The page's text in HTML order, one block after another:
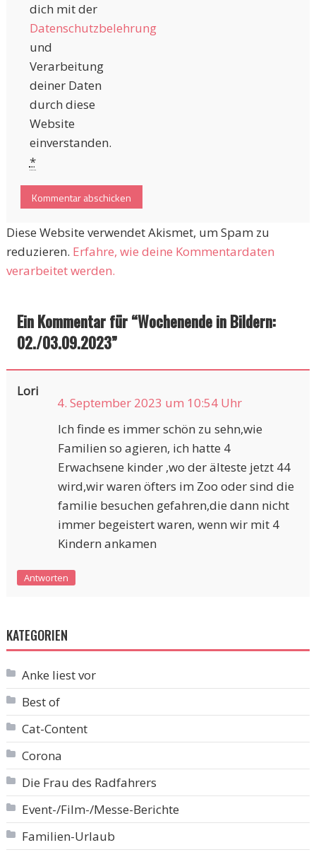
dich mit der
Datenschutzbelehrung
und
Verarbeitung
deiner Daten
durch diese
Website
einverstanden.
*
Diese Website verwendet Akismet, um Spam zu
reduzieren. Erfahre, wie deine Kommentardaten
verarbeitet werden.
Ein Kommentar für “Wochenende in Bildern:
02./03.09.2023”
Lori
4. September 2023 um 10:54 Uhr
Ich finde es immer schön zu sehn,wie
Familien so agieren, ich hatte 4
Erwachsene kinder ,wo der älteste jetzt 44
wird,wir waren öfters im Zoo oder sind die
familie besuchen gefahren,die dann nicht
immer begeistert waren, wenn wir mit 4
Kindern ankamen
Antworten
KATEGORIEN
Anke liest vor
Best of
Cat-Content
Corona
Die Frau des Radfahrers
Event-/Film-/Messe-Berichte
Familien-Urlaub